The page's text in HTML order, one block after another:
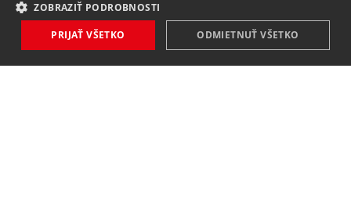
NOVINKY
ZOBRAZIŤ PODROBNOSTI
PRIJAŤ VŠETKO ODMIETNUŤ VŠETKO